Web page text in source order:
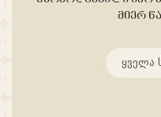
ᲛᲘᲔᲠ
ყველა